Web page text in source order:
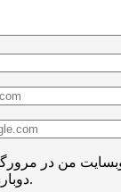
وبسایت من در
دوباره دیدگاهی می‌نویسم.